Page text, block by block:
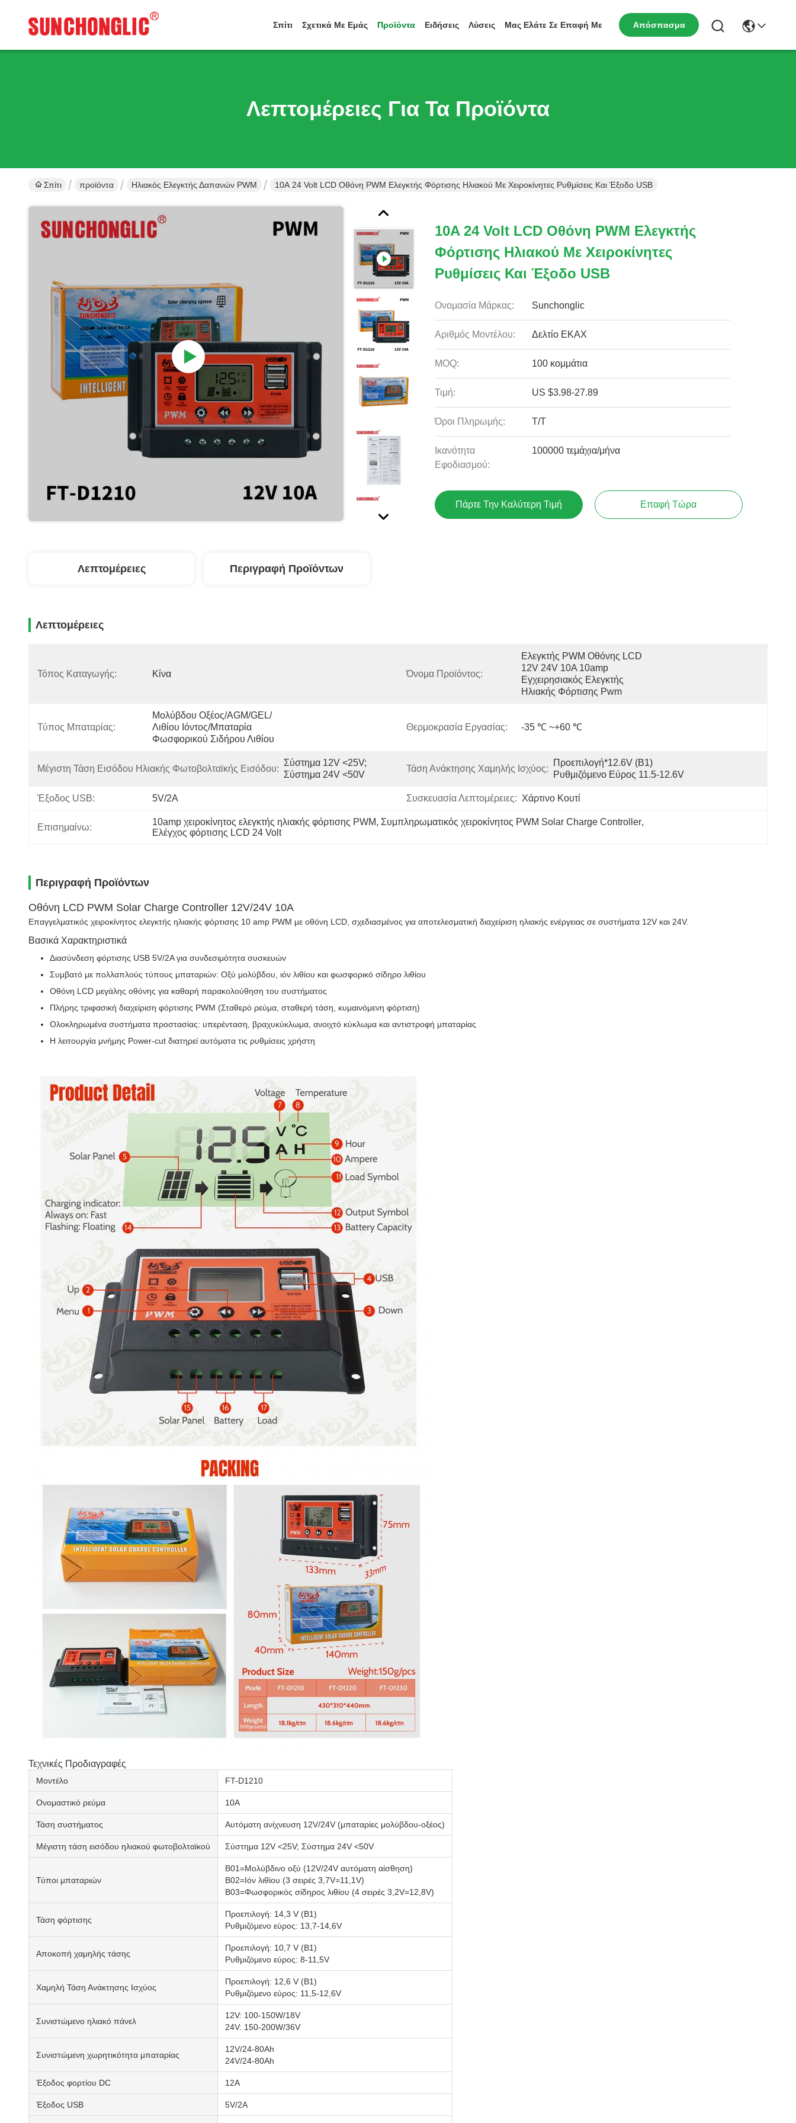
Σπίτι Σχετικά Με Εμάς Προϊόντα Ειδήσεις Λύσεις Μας Ελάτε Σε Επαφή Με Απόσπασμα
Λεπτομέρειες Για Τα Προϊόντα
Σπίτι προϊόντα Ηλιακός Ελεγκτής Δαπανών PWM 10A 24 Volt LCD Οθόνη PWM Ελεγκτής Φόρτισης Ηλιακού Με Χειροκίνητες Ρυθμίσεις Και Έξοδο USB
10A 24 Volt LCD Οθόνη PWM Ελεγκτής
Φόρτισης Ηλιακού Με Χειροκίνητες
Ρυθμίσεις Και Έξοδο USB
Ονομασία Μάρκας: Sunchonglic
Αριθμός Μοντέλου: Δελτίο ΕΚΑΧ
MOQ: 100 κομμάτια
Τιμή: US $3.98-27.89
Όροι Πληρωμής: Τ/Τ
Ικανότητα
Εφοδιασμού:
100000 τεμάχια/μήνα
Πάρτε Την Καλύτερη Τιμή Επαφή Τώρα
Λεπτομέρειες Περιγραφή Προϊόντων
Λεπτομέρειες
Τόπος Καταγωγής: Κίνα Όνομα Προϊόντος:
Ελεγκτής PWM Οθόνης LCD
12V 24V 10A 10amp
Εγχειρησιακός Ελεγκτής
Ηλιακής Φόρτισης Pwm
Τύπος Μπαταρίας:
Μολύβδου Οξέος/AGM/GEL/
Λιθίου Ιόντος/μπαταρία
Φωσφορικού Σιδήρου Λιθίου
Θερμοκρασία Εργασίας: -35 ℃ ~+60 ℃
Μέγιστη Τάση Εισόδου Ηλιακής Φωτοβολταϊκής Εισόδου:
Σύστημα 12V <25V;
Σύστημα 24V <50V
Τάση Ανάκτησης Χαμηλής Ισχύος:
Προεπιλογή*12.6V (B1)
Ρυθμιζόμενο Εύρος 11.5-12.6V
Έξοδος USB: 5V/2A Συσκευασία Λεπτομέρειες: Χάρτινο Κουτί
Επισημαίνω:
10amp χειροκίνητος ελεγκτής ηλιακής φόρτισης PWM, Συμπληρωματικός χειροκίνητος PWM Solar Charge Controller,
Ελέγχος φόρτισης LCD 24 Volt
Περιγραφή Προϊόντων
Οθόνη LCD PWM Solar Charge Controller 12V/24V 10A
Επαγγελματικός χειροκίνητος ελεγκτής ηλιακής φόρτισης 10 amp PWM με οθόνη LCD, σχεδιασμένος για αποτελεσματική διαχείριση ηλιακής ενέργειας σε συστήματα 12V και 24V.
Βασικά Χαρακτηριστικά
Διασύνδεση φόρτισης USB 5V/2A για συνδεσιμότητα συσκευών
Συμβατό με πολλαπλούς τύπους μπαταριών: Οξύ μολύβδου, ιόν λιθίου και φωσφορικό σίδηρο λιθίου
Οθόνη LCD μεγάλης οθόνης για καθαρή παρακολούθηση του συστήματος
Πλήρης τριφασική διαχείριση φόρτισης PWM (Σταθερό ρεύμα, σταθερή τάση, κυμαινόμενη φόρτιση)
Ολοκληρωμένα συστήματα προστασίας: υπερένταση, βραχυκύκλωμα, ανοιχτό κύκλωμα και αντιστροφή μπαταρίας
Η λειτουργία μνήμης Power-cut διατηρεί αυτόματα τις ρυθμίσεις χρήστη
Τεχνικές Προδιαγραφές
Μοντέλο FT-D1210
Ονομαστικό ρεύμα 10Α
Τάση συστήματος Αυτόματη ανίχνευση 12V/24V (μπαταρίες μολύβδου-οξέος)
Μέγιστη τάση εισόδου ηλιακού φωτοβολταϊκού Σύστημα 12V <25V; Σύστημα 24V <50V
Τύποι μπαταριών
B01=Μολύβδινο οξύ (12V/24V αυτόματη αίσθηση)
B02=Ιόν λιθίου (3 σειρές 3,7V=11,1V)
B03=Φωσφορικός σίδηρος λιθίου (4 σειρές 3,2V=12,8V)
Τάση φόρτισης
Προεπιλογή: 14,3 V (B1)
Ρυθμιζόμενο εύρος: 13,7-14,6V
Αποκοπή χαμηλής τάσης
Προεπιλογή: 10,7 V (B1)
Ρυθμιζόμενο εύρος: 8-11,5V
Χαμηλή Τάση Ανάκτησης Ισχύος
Προεπιλογή: 12,6 V (B1)
Ρυθμιζόμενο εύρος: 11,5-12,6V
Συνιστώμενο ηλιακό πάνελ
12V: 100-150W/18V
24V: 150-200W/36V
Συνιστώμενη χωρητικότητα μπαταρίας
12V/24-80Ah
24V/24-80Ah
Έξοδος φορτίου DC 12Α
Έξοδος USB 5V/2A